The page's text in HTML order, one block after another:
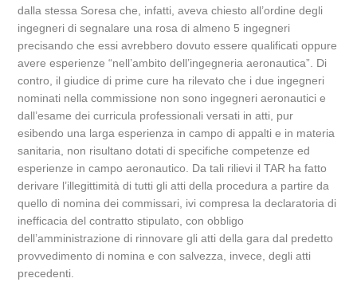
dalla stessa Soresa che, infatti, aveva chiesto all’ordine degli
ingegneri di segnalare una rosa di almeno 5 ingegneri
precisando che essi avrebbero dovuto essere qualificati oppure
avere esperienze “nell’ambito dell’ingegneria aeronautica”. Di
contro, il giudice di prime cure ha rilevato che i due ingegneri
nominati nella commissione non sono ingegneri aeronautici e
dall’esame dei curricula professionali versati in atti, pur
esibendo una larga esperienza in campo di appalti e in materia
sanitaria, non risultano dotati di specifiche competenze ed
esperienze in campo aeronautico. Da tali rilievi il TAR ha fatto
derivare l’illegittimità di tutti gli atti della procedura a partire da
quello di nomina dei commissari, ivi compresa la declaratoria di
inefficacia del contratto stipulato, con obbligo
dell’amministrazione di rinnovare gli atti della gara dal predetto
provvedimento di nomina e con salvezza, invece, degli atti
precedenti.